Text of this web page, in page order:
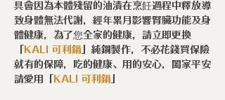
具會因為本體殘留的油漬在烹飪過程中釋放導
致身體無法代謝，經年累月影響腎臟功能及身
體健康，為了您全家的健康，請立即更換
KALI 可利鍋 」純鋼製作，不必花錢買保險
就有的保障，吃的健康、用的安心，闔家平安
請愛用「
KALI 可利鍋